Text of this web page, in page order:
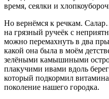
время, сеялки и
Но вернёмся к речкам.
на грязный ручеёк с
можно перемахнуть в два
какой она была в моём
зелёными камышиными
плакучими ивами вдоль
который подкормил
поколение нашего городка.